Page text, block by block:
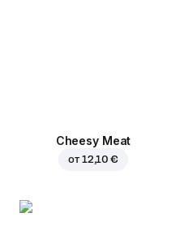
Cheesy Meat
от 12,10 €